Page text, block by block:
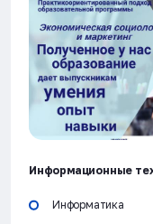
Информационные
Информатика